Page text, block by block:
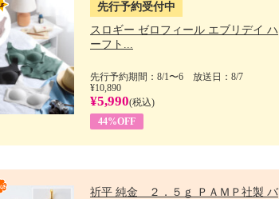
先行予約受付中
スロギー ゼロフィール エブリデイ ハ
ーフト...
先行予約期間：8/1〜6 放送日：8/7
¥10,890
¥5,990(税込)
44%OFF
祈平 純金 ２．５ｇ ＰＡＭＰ社製 バ